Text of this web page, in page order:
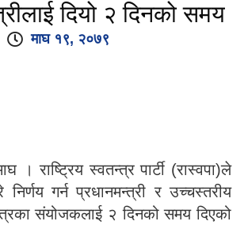
दियो २ दिनको समय
माघ १९, २०७९
। राष्ट्रिय स्वतन्त्र पार्टी (रास्वपा)ले
निर्णय गर्न प्रधानमन्त्री र उच्चस्तरीय
संयोजकलाई २ दिनको समय दिएको